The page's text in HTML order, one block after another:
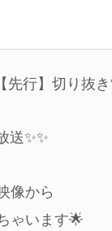
【先行】切り抜
送✨✨
像から
ゃいます🌟